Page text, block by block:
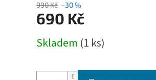
990 Kč –30 %
690 Kč
cena:
Skladem (1 ks)